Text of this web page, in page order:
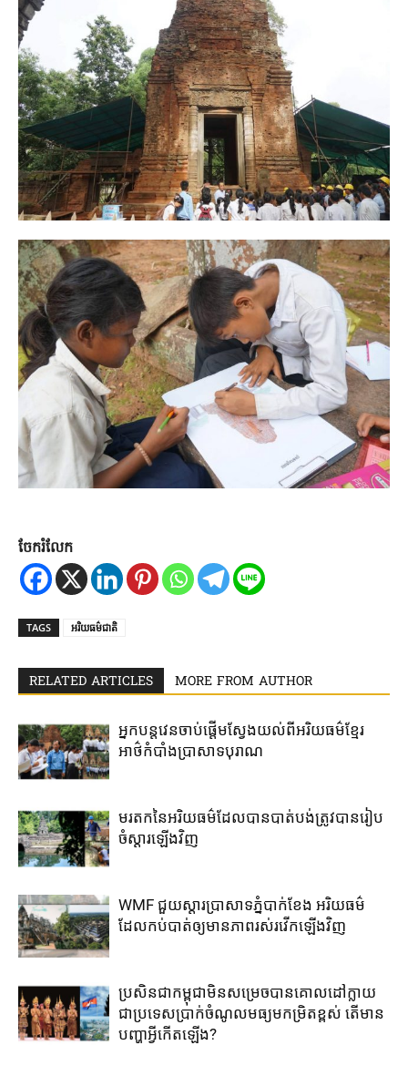
ចែករំលែក
TAGS អរិយធម៌​​ជាតិ​
RELATED ARTICLES MORE FROM AUTHOR
អ្នកបន្តវេន​ចាប់​ផ្តើម​ស្វែង​យល់​ពី​អរិយធម៌ខ្មែរ​
អាថ៌កំបាំងប្រាសាទបុរាណ
មរតក​នៃ​អរិយធម៌​ដែល​បាន​បាត់បង់​ត្រូវ​បាន​រៀប​
ចំស្តារ​ឡើង​វិញ​
WMF ជួយ​ស្តារ​ប្រាសាទ​ភ្នំ​បាក់​ខែង​ អរិយធម៌​​
ដែល​កប់​បាត់​ឲ្យ​មាន​ភាព​រស់​រវើក​ឡើង​វិញ
ប្រសិន​ជា​កម្ពុជា​មិន​សម្រេច​បាន​គោល​ដៅ​ក្លាយ​
ជា​ប្រទេស​ប្រាក់​ចំណូល​មធ្យម​កម្រិត​ខ្ពស់​ តើ​មាន​
បញ្ហា​អ្វី​កើត​ឡើង​?